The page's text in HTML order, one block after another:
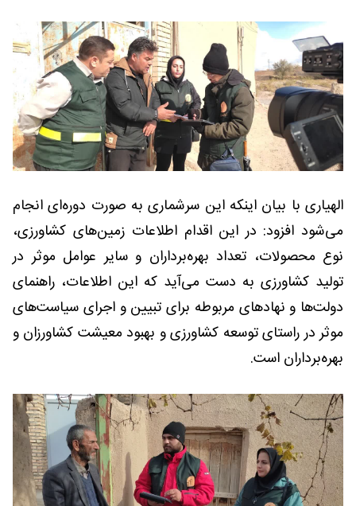
الهیاری با بیان اینکه این سرشماری به صورت دوره‌ای انجام
می‌شود افزود: در این اقدام اطلاعات زمین‌های کشاورزی،
نوع محصولات، تعداد بهره‌برداران و سایر عوامل موثر در
تولید کشاورزی به دست می‌آید که این اطلاعات، راهنمای
دولت‌ها و نهادهای مربوطه برای تبیین و اجرای سیاست‌های
موثر در راستای توسعه کشاورزی و بهبود معیشت کشاورزان و
بهره‌برداران است.